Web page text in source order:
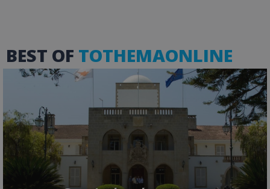
BEST OF TOTHEMAONLINE
ASP.NET_SessionId
Microsoft Corporation